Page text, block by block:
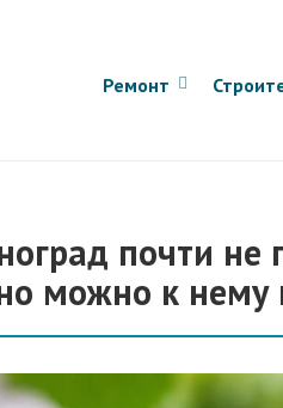
Ремонт
почти не
можно к нему